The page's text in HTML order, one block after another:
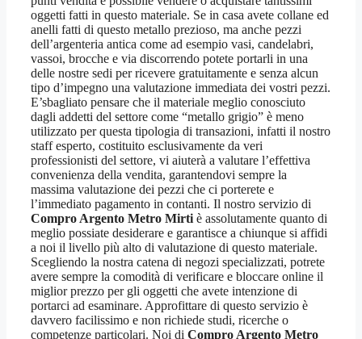
oggetti fatti in questo materiale. Se in casa avete collane ed
anelli fatti di questo metallo prezioso, ma anche pezzi
dell’argenteria antica come ad esempio vasi, candelabri,
vassoi, brocche e via discorrendo potete portarli in una
delle nostre sedi per ricevere gratuitamente e senza alcun
tipo d’impegno una valutazione immediata dei vostri pezzi.
E’sbagliato pensare che il materiale meglio conosciuto
dagli addetti del settore come “metallo grigio” è meno
utilizzato per questa tipologia di transazioni, infatti il nostro
staff esperto, costituito esclusivamente da veri
professionisti del settore, vi aiuterà a valutare l’effettiva
convenienza della vendita, garantendovi sempre la
massima valutazione dei pezzi che ci porterete e
l’immediato pagamento in contanti. Il nostro servizio di
Compro Argento Metro Mirtiè assolutamente quanto di
meglio possiate desiderare e garantisce a chiunque si affidi
a noi il livello più alto di valutazione di questo materiale.
Scegliendo la nostra catena di negozi specializzati, potrete
avere sempre la comodità di verificare e bloccare online il
miglior prezzo per gli oggetti che avete intenzione di
portarci ad esaminare. Approfittare di questo servizio è
davvero facilissimo e non richiede studi, ricerche o
competenze particolari. Noi di Compro Argento Metro